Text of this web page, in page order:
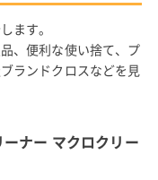
ます。
、便利な使い捨て、プ
ランドクロスなどを見
ナー マクロクリー